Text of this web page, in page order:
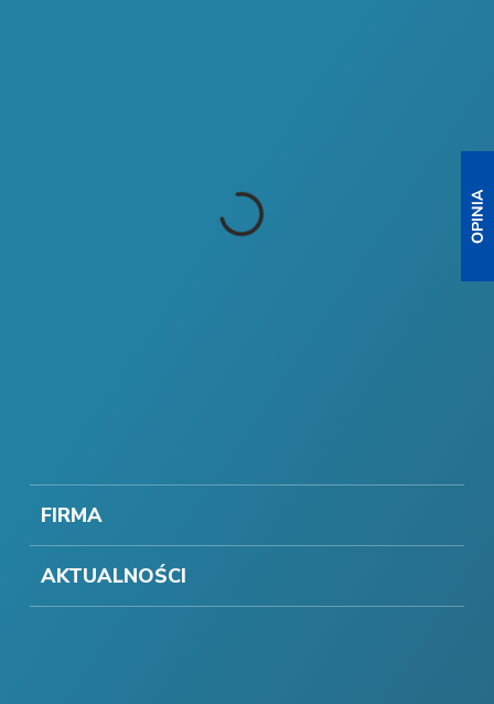
FIRMA
AKTUALNOŚCI